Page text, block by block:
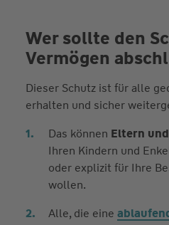
Wer sollte den
Vermögen
Dieser Schutz ist für alle
erhalten und sicher
Das können Eltern
Ihren Kindern und
oder explizit für Ihre
wollen.
Alle, die eine